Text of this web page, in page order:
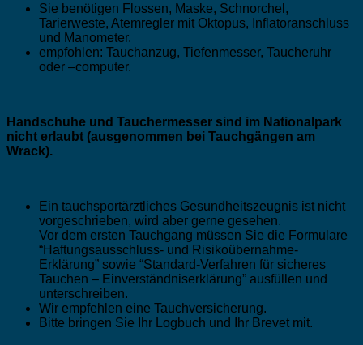
Sie benötigen Flossen, Maske, Schnorchel,
Tarierweste, Atemregler mit Oktopus, Inflatoranschluss
und Manometer.
empfohlen: Tauchanzug, Tiefenmesser, Taucheruhr
oder –computer.
Handschuhe und Tauchermesser sind im Nationalpark
nicht erlaubt (ausgenommen bei Tauchgängen am
Wrack).
Ein tauchsportärztliches Gesundheitszeugnis ist nicht
vorgeschrieben, wird aber gerne gesehen.
Vor dem ersten Tauchgang müssen Sie die Formulare
“Haftungsausschluss- und Risikoübernahme-
Erklärung” sowie “Standard-Verfahren für sicheres
Tauchen – Einverständniserklärung” ausfüllen und
unterschreiben.
Wir empfehlen eine Tauchversicherung.
Bitte bringen Sie Ihr Logbuch und Ihr Brevet mit.